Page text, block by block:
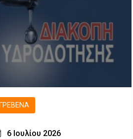
ΓΡΕΒΕΝΆ
6 Ιουλίου 2026